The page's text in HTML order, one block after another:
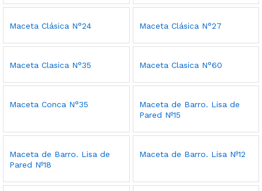
Maceta Clásica N°24 Maceta Clásica N°27
Maceta Clasica N°35 Maceta Clasica N°60
Maceta Conca N°35
Maceta de Barro. Lisa de
Pared Nº15
Maceta de Barro. Lisa de
Pared Nº18
Maceta de Barro. Lisa Nº12